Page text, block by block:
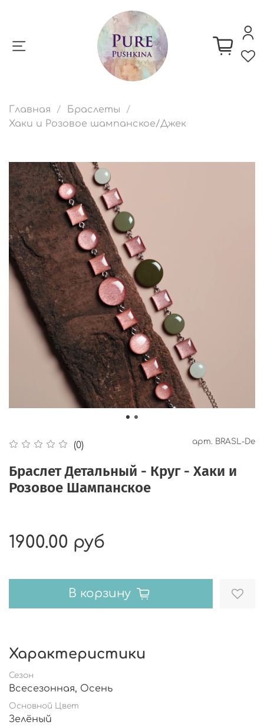
Главная
Браслеты
Хаки и Розовое шампанское/Джек
(0) арт. BRASL-De
Браслет Детальный - Круг - Хаки и
Розовое Шампанское
1900.00 руб
В корзину
Характеристики
Сезон
Всесезонная, Осень
Основной Цвет
Зелёный